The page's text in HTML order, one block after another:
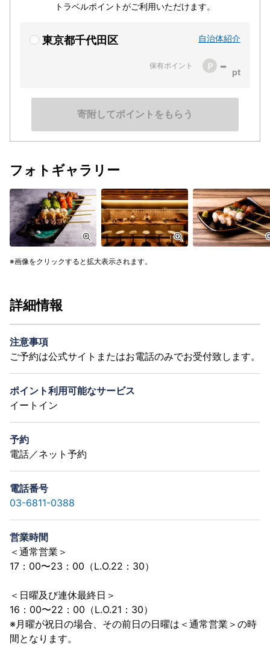
トラベルポイントがご利用いただけます。
東京都千代田区 自治体紹介
保有ポイント -
寄附してポイントをもらう
フォトギャラリー
画像をクリックすると拡大表示されます。
詳細情報
注意事項
ご予約は公式サイトまたはお電話のみでお受付致します。
ポイント利用可能なサービス
イートイン
予約
電話／ネット予約
電話番号
03-6811-0388
営業時間
＜通常営業＞
17：00〜23：00（L.O.22：30）
＜日曜及び連休最終日＞
16：00〜22：00（L.O.21：30）
※月曜が祝日の場合、その前日の日曜は＜通常営業＞の時
間となります。